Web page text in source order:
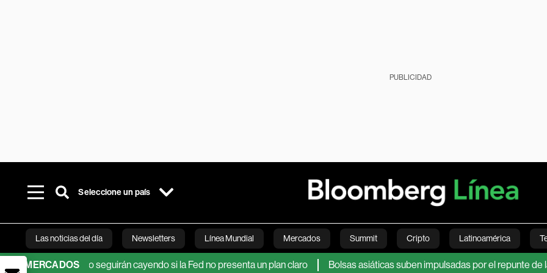
PUBLICIDAD
Seleccione un país
Las noticias del día Newsletters Línea Mundial Mercados Summit Cripto Latinoamérica
Bloomberg Green Economía Estilo de vida Mundo Videos
MERCADOS
del Tesoro seguirán cayendo si la Fed no presenta un plan claro Bolsas asiáticas suben impulsadas por el repunte de las